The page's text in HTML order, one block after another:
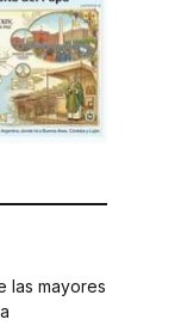
las mayores